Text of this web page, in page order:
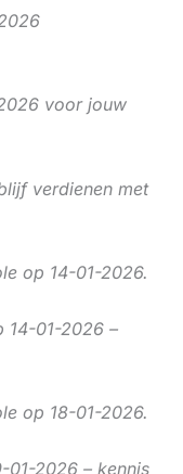
voor jouw
verdienen met
op 14-01-2026.
14-01-2026 –
op 18-01-2026.
01-2026 – kennis